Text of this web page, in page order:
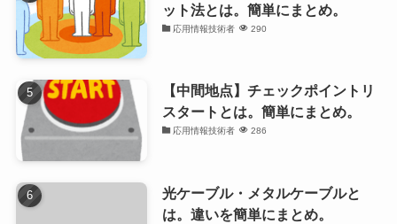
ット法とは。簡単にまとめ。
応用情報技術者 290
【中間地点】チェックポイントリ
スタートとは。簡単にまとめ。
応用情報技術者 286
光ケーブル・メタルケーブルと
は。違いを簡単にまとめ。